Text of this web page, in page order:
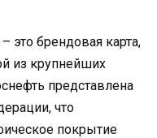
это брендовая карта,
из крупнейших
представлена
что
покрытие